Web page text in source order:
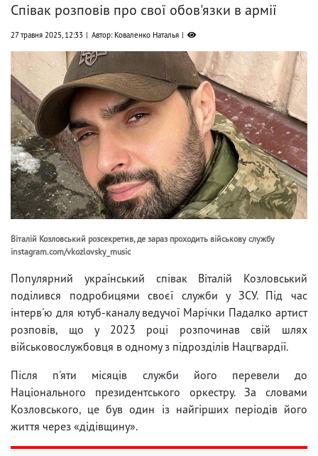
Співак розповів про свої обов'язки в армії
27 травня 2025, 12:33 Автор: Коваленко Наталья
Віталій Козловський розсекретив, де зараз проходить військову службу
instagram.com/vkozlovsky_music
Популярний український співак Віталій Козловський
поділився подробицями своєї служби у ЗСУ. Під час
інтерв'ю для ютуб-каналу ведучої Марічки Падалко артист
розповів, що у 2023 році розпочинав свій шлях
військовослужбовця в одному з підрозділів Нацгвардії.
Після п'яти місяців служби його перевели до
Національного президентського оркестру. За словами
Козловського, це був один із найгірших періодів його
життя через «дідівщину».